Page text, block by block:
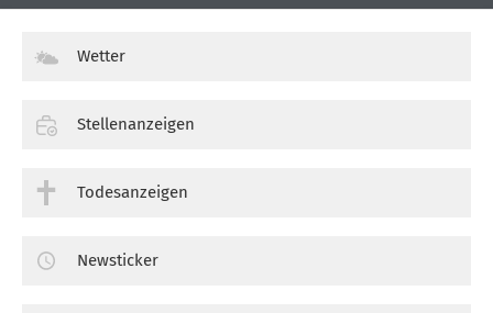
Wetter
Stellenanzeigen
Todesanzeigen
Newsticker